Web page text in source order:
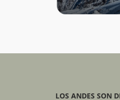
LOS ANDES SON